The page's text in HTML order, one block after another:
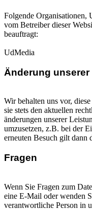
Folgende Organisationen,
vom Betreiber dieser
beauftragt:
UdMedia
Änderung
Wir behalten uns vor,
sie stets den aktuellen
änderungen unserer
umzusetzen, z.B. bei der
erneuten Besuch gilt dann
Fragen
Wenn Sie Fragen zum
eine E-Mail oder wenden
verantwortliche Person in